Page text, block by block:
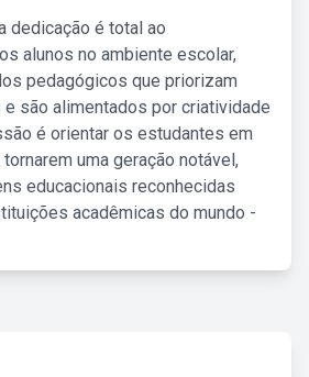
dedicação é total ao
alunos no ambiente escolar,
pedagógicos que priorizam
são alimentados por criatividade
é orientar os estudantes em
uma geração notável,
educacionais reconhecidas
acadêmicas do mundo -